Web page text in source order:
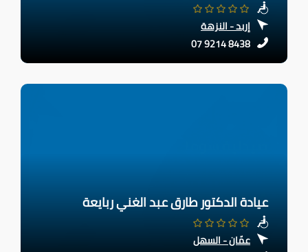
إربد - النزهة
07 9214 8438
عيادة الدكتور طارق عبد الغني ربايعة
عمّان - السهل